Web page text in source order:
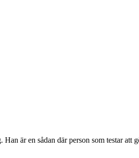
är en sådan där person som testar